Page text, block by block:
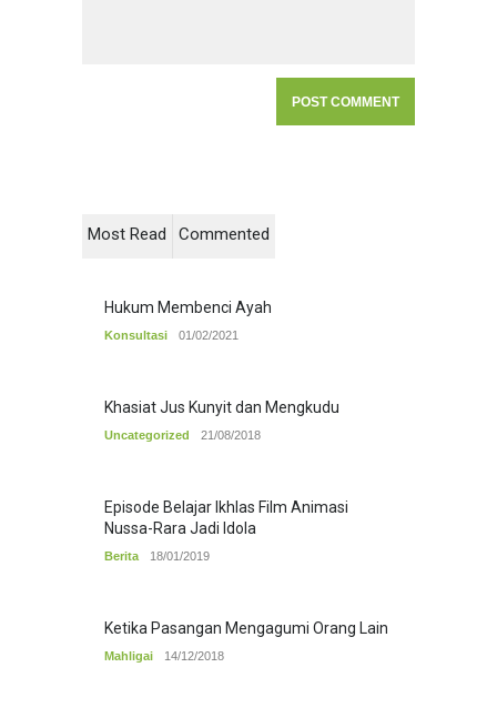
Most Read Commented
Hukum Membenci Ayah
Konsultasi 01/02/2021
Khasiat Jus Kunyit dan Mengkudu
Uncategorized 21/08/2018
Episode Belajar Ikhlas Film Animasi
Nussa-Rara Jadi Idola
Berita 18/01/2019
Ketika Pasangan Mengagumi Orang Lain
Mahligai 14/12/2018